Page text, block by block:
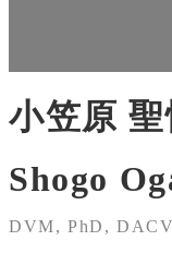
小笠原
Shogo
DVM, PhD,